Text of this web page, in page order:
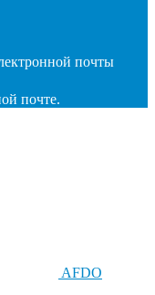
почты
почте.
AFDO